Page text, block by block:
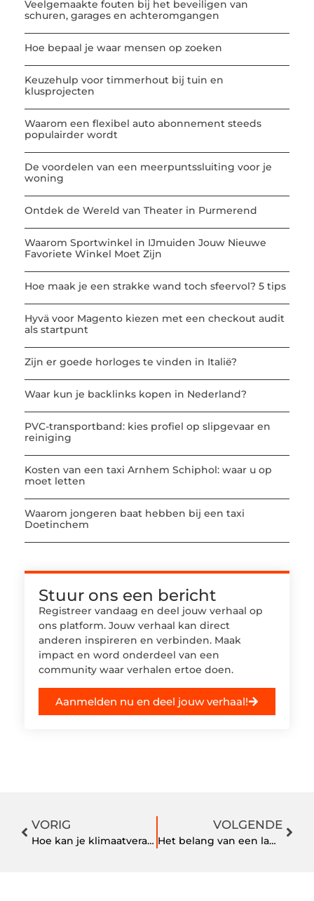
Veelgemaakte fouten bij het beveiligen van
schuren, garages en achteromgangen
Hoe bepaal je waar mensen op zoeken
Keuzehulp voor timmerhout bij tuin en
klusprojecten
Waarom een flexibel auto abonnement steeds
populairder wordt
De voordelen van een meerpuntssluiting voor je
woning
Ontdek de Wereld van Theater in Purmerend
Waarom Sportwinkel in IJmuiden Jouw Nieuwe
Favoriete Winkel Moet Zijn
Hoe maak je een strakke wand toch sfeervol? 5 tips
Hyvä voor Magento kiezen met een checkout audit
als startpunt
Zijn er goede horloges te vinden in Italië?
Waar kun je backlinks kopen in Nederland?
PVC-transportband: kies profiel op slipgevaar en
reiniging
Kosten van een taxi Arnhem Schiphol: waar u op
moet letten
Waarom jongeren baat hebben bij een taxi
Doetinchem
Stuur ons een bericht
Registreer vandaag en deel jouw verhaal op
ons platform. Jouw verhaal kan direct
anderen inspireren en verbinden. Maak
impact en word onderdeel van een
community waar verhalen ertoe doen.
Aanmelden nu en deel jouw verhaal!
VORIG
Hoe kan je klimaatverandering tegen gaan?
VOLGENDE
Het belang van een laptop